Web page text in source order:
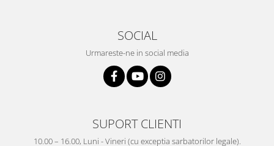
SOCIAL
Urmareste-ne in social media
SUPORT CLIENTI
10.00 – 16.00, Luni - Vineri (cu exceptia sarbatorilor legale).